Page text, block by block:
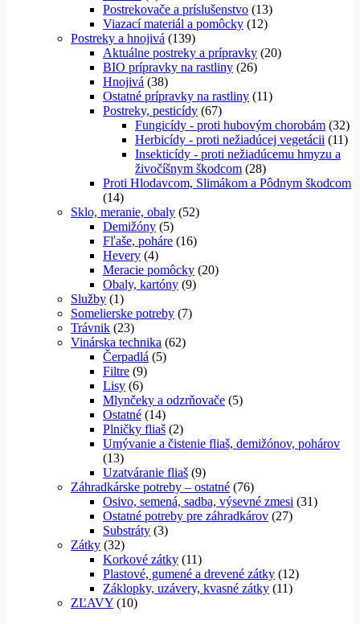
Postrekovače a príslušenstvo (13)
Viazací materiál a pomôcky (12)
Postreky a hnojivá (139)
Aktuálne postreky a prípravky (20)
BIO prípravky na rastliny (26)
Hnojivá (38)
Ostatné prípravky na rastliny (11)
Postreky, pesticídy (67)
Fungicídy - proti hubovým chorobám (32)
Herbicídy - proti nežiadúcej vegetácii (11)
Insekticídy - proti nežiadúcemu hmyzu a
živočíšnym škodcom (28)
Proti Hlodavcom, Slimákom a Pôdnym škodcom
(14)
Sklo, meranie, obaly (52)
Demižóny (5)
Fľaše, poháre (16)
Hevery (4)
Meracie pomôcky (20)
Obaly, kartóny (9)
Služby (1)
Somelierske potreby (7)
Trávnik (23)
Vinárska technika (62)
Čerpadlá (5)
Filtre (9)
Lisy (6)
Mlynčeky a odzrňovače (5)
Ostatné (14)
Plničky fliaš (2)
Umývanie a čistenie fliaš, demižónov, pohárov
(13)
Uzatváranie fliaš (9)
Záhradkárske potreby – ostatné (76)
Osivo, semená, sadba, výsevné zmesi (31)
Ostatné potreby pre záhradkárov (27)
Substráty (3)
Zátky (32)
Korkové zátky (11)
Plastové, gumené a drevené zátky (12)
Záklopky, uzávery, kvasné zátky (11)
ZĽAVY (10)